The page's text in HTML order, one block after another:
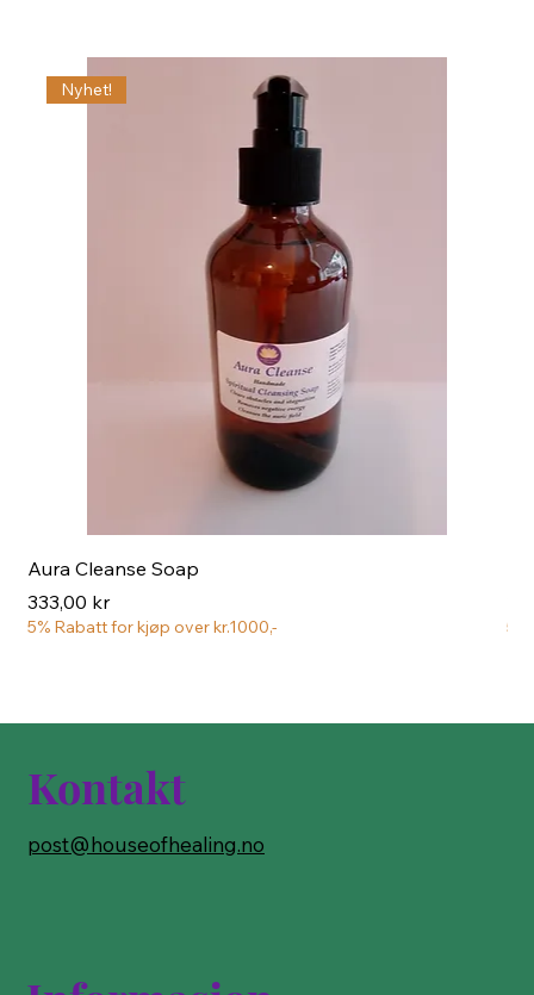
Nyhet!
Aura Cleanse Soap
Pris
333,00 kr
5% Rabatt for kjøp over kr.1000,-
Kontakt
post@houseofhealing.no